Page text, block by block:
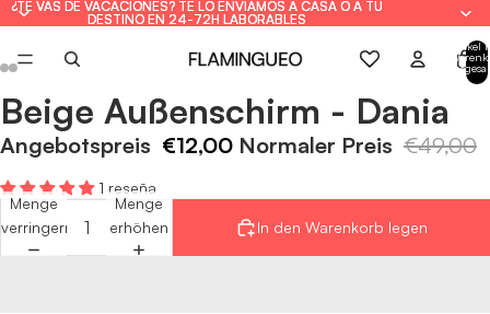
¿TE VAS DE VACACIONES? TE LO ENVIAMOS A CASA O A TU
DESTINO EN 24-72H LABORABLES
¿TE VAS DE VACACIONES? TE LO ENVIAMOS A CASA O A TU
DESTINO EN 24-72H LABORABLES
Artikel
Bild
im
Vollbildmodus
öffnen
Bild
im
Vollbildmodus
öffnen
Bild
im
Vollbildmodus
öffnen
Bild
im
Vollbildmodus
öffnen
Bild
im
Vollbildmodus
öffnen
Bild
im
Vollbildmodus
öffnen
Beige Außenschirm - Dania
Angebotspreis €12,00 Normaler Preis €49,00
1 reseña
Menge
verringern
Menge
erhöhen
In den Warenkorb legen